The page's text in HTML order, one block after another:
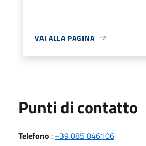
VAI ALLA PAGINA
Punti di contatto
Telefono : +39 085 846106